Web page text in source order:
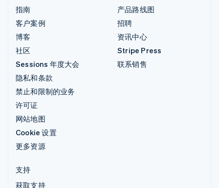
指南
客户案例
博客
社区
Sessions 年度大会
隐私和条款
禁止和限制的业务
许可证
网站地图
Cookie 设置
更多资源
产品路线图
招聘
资讯中心
Stripe Press
联系销售
支持
获取支持